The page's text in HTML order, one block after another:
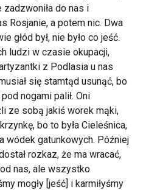
zadzwoniła do nas i
Rosjanie, a potem nic. Dwa
głód był, nie było co jeść.
ludzi w czasie okupacji,
z Podlasia u nas
się stamtąd usunąć, bo
nogami palił. Oni
ze sobą jakiś worek mąki,
bo to była Cieleśnica,
wódek gatunkowych. Później
rozkaz, że ma wracać,
nas, ale wszystko
mogły [jeść] i karmiłyśmy